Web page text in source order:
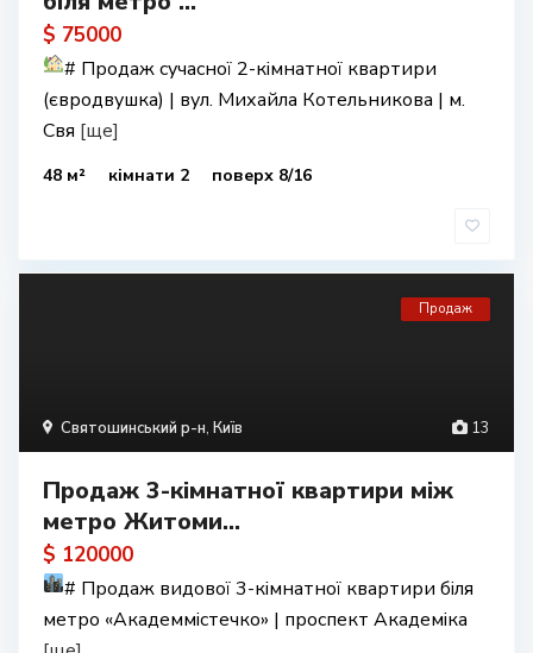
$ 75000
# Продаж сучасної 2-кімнатної квартири
(євродвушка) | вул. Михайла Котельникова | м.
Свя [ще]
48 м² кімнати 2 поверх 8/16
13
Святошинський р-н, Київ
Продаж
Продаж 3-кімнатної квартири між
метро Житоми...
$ 120000
# Продаж видової 3-кімнатної квартири біля
метро «Академмістечко» | проспект Академіка